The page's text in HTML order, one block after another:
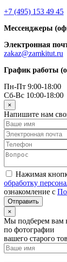
+7 (495) 153 49 45
Мессенджеры
Электронная
zakaz@zamkitut.ru
График работы
Пн-Пт 9:00-18:00
Сб-Вс 10:00-18:00
×
Напишите нам
Нажимая
обработку
ознакомление с
×
Мы подберем вам
по фотографии
вашего старого